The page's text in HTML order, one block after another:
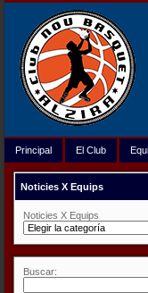
Principal El Club
Noticies X Equips
Noticies X Equips
Buscar: